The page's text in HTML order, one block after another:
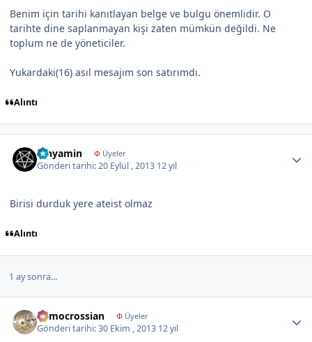
Benim için tarihi kanıtlayan belge ve bulgu önemlidir. O
tarihte dine saplanmayan kişi zaten mümkün değildi. Ne
toplum ne de yöneticiler.
Yukardaki(16) asıl mesajım son satırımdı.
Alıntı
binyamin ΦÜyeler
Gönderi tarihi:20 Eylül , 2013 12 yıl
Birisi durduk yere ateist olmaz
Alıntı
1 ay sonra...
democrossian ΦÜyeler
Gönderi tarihi:30 Ekim , 2013 12 yıl